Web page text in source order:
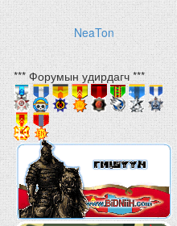
NeaTon
*** Форумын удирдагч ***